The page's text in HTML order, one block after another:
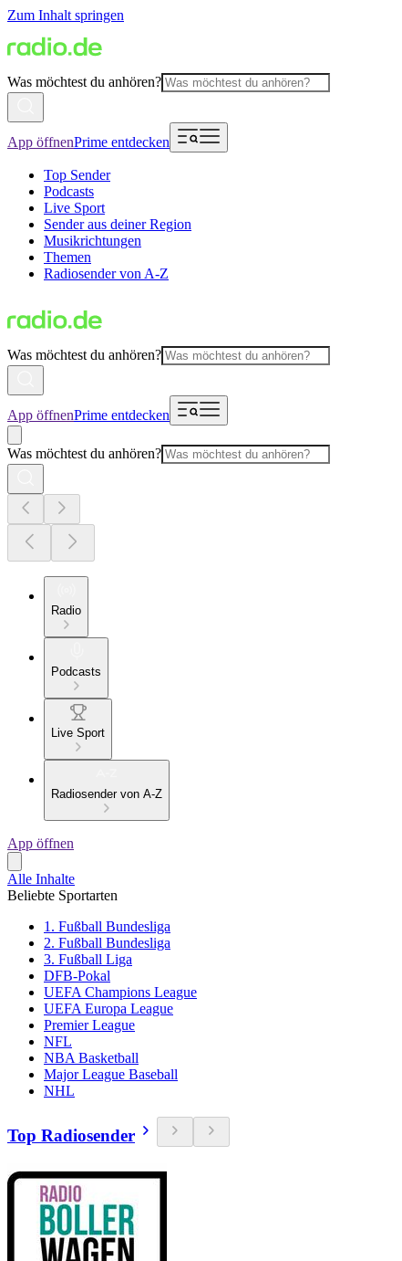
Zum Inhalt springen
Was möchtest du anhören?
App öffnenPrime entdecken
Top Sender
Podcasts
Live Sport
Sender aus deiner Region
Musikrichtungen
Themen
Radiosender von A-Z
Was möchtest du anhören?
App öffnenPrime entdecken
Was möchtest du anhören?
Radio
Podcasts
Live Sport
Radiosender von A-Z
App öffnen
Alle Inhalte
Beliebte Sportarten
1. Fußball Bundesliga
2. Fußball Bundesliga
3. Fußball Liga
DFB-Pokal
UEFA Champions League
UEFA Europa League
Premier League
NFL
NBA Basketball
Major League Baseball
NHL
Top Radiosender